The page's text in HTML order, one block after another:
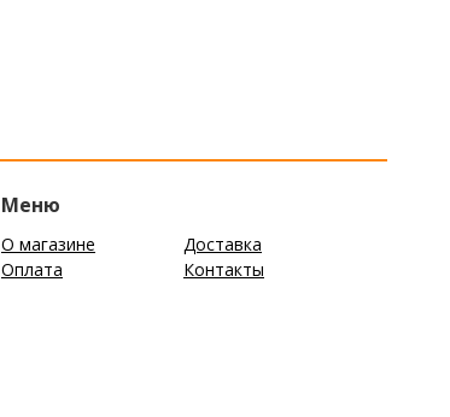
Меню
О магазине
Доставка
Оплата
Контакты